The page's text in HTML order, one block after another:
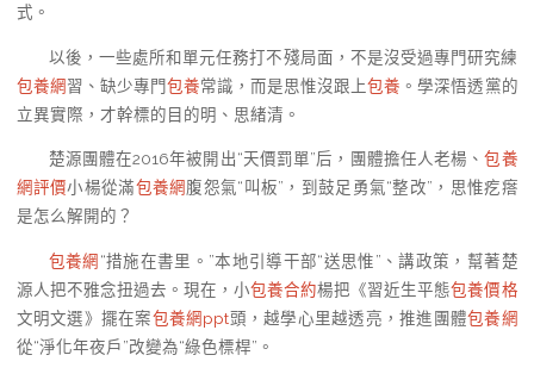
式。
以後，一些處所和單元任務打不殘局面，不是沒受過專門研究練
包養網習、缺少專門包養常識，而是思惟沒跟上包養 。學深悟透黨的
立異實際，才幹標的目的明、思緒清。
楚源團體在2016年被開出“天價罰單”后，團體擔任人老楊、包養
網評價小楊從滿包養網腹怨氣“叫板”，到鼓足勇氣“整改”，思惟疙瘩
是怎么解開的？
包養網“措施在書里。”本地引導干部“送思惟”、講政策，幫著楚
源人把不雅念扭過去。現在，小包養合約楊把《習近生平態包養價格
文明文選》擺在案包養網ppt頭，越學心里越透亮，推進團體包養網
從“淨化年夜戶”改變為“綠色標桿”。